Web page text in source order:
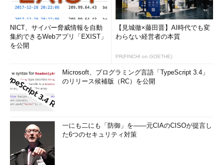
NICT、サイバー脅威情報を自動
集約できるWebアプリ「EXIST」
を公開
【見城徹×藤田晋】AI時代でも変
わらない経営者の本質
PR(FINCHI on GOETHE)
Microsoft、プログラミング言語「TypeScript 3.4」
のリリース候補版（RC）を公開
一にも二にも「防御」を――元CIAのCISOが提言し
た6つのセキュリティ対策